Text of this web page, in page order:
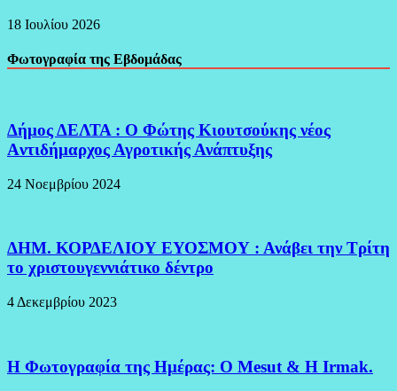
18 Ιουλίου 2026
Φωτογραφία της Εβδομάδας
Δήμος ΔΕΛΤΑ : Ο Φώτης Κιουτσούκης νέος
Aντιδήμαρχος Αγροτικής Ανάπτυξης
24 Νοεμβρίου 2024
ΔΗΜ. ΚΟΡΔΕΛΙΟΥ ΕΥΟΣΜΟΥ : Ανάβει την Τρίτη
το χριστουγεννιάτικο δέντρο
4 Δεκεμβρίου 2023
H Φωτογραφία της Ημέρας: O Mesut & Η Irmak.